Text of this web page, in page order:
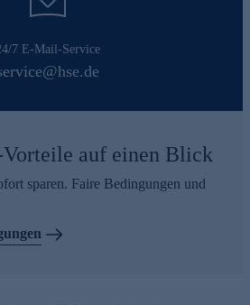
7 E-Mail-Service
auf einen Blick
sparen. Faire Bedingungen und